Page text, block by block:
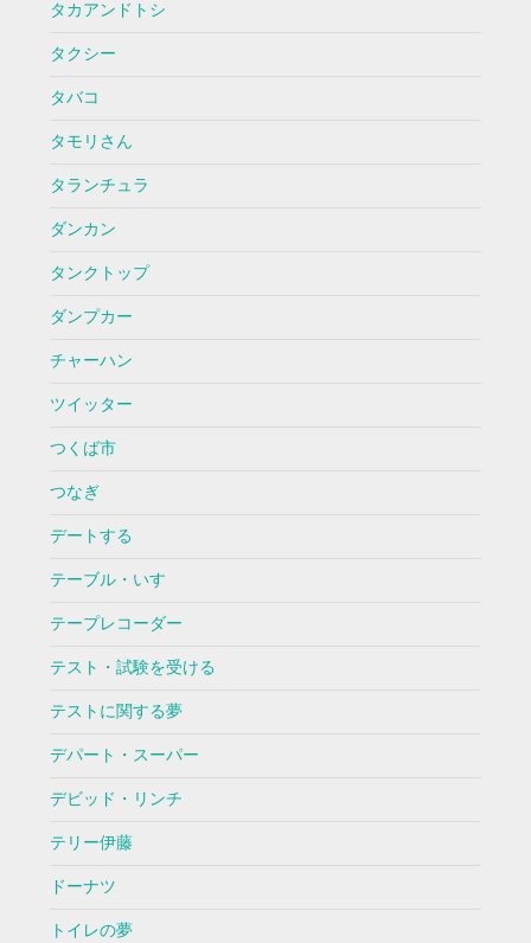
タカアンドトシ
タクシー
タバコ
タモリさん
タランチュラ
ダンカン
タンクトップ
ダンプカー
チャーハン
ツイッター
つくば市
つなぎ
デートする
テーブル・いす
テープレコーダー
テスト・試験を受ける
テストに関する夢
デパート・スーパー
デビッド・リンチ
テリー伊藤
ドーナツ
トイレの夢